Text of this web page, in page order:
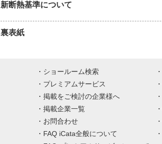
新断熱基準について
裏表紙
ショールーム検索
プレミアムサービス
掲載をご検討の企業様へ
掲載企業一覧
お問合わせ
FAQ iCata全般について